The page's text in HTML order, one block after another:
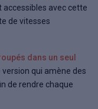
accessibles avec cette
de vitesses
dans un seul
version qui amène des
de rendre chaque